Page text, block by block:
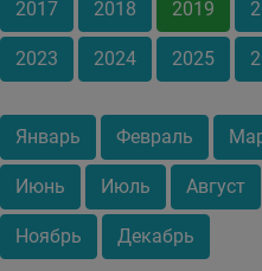
2017 2018 2019
2023 2024 2025
Январь Февраль
Июнь Июль Август
Ноябрь Декабрь